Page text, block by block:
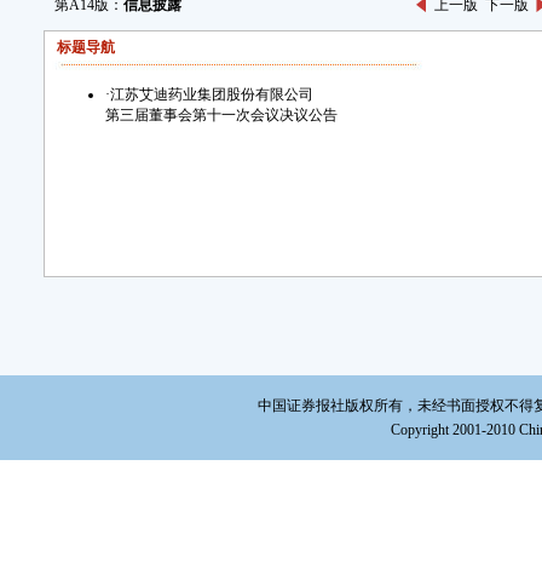
第A14版： 信息披露 上一版 下一版
标题导航
·江苏艾迪药业集团股份有限公司
第三届董事会第十一次会议决议公告
中国证券报社版权所有，未经书面授权不得
Copyright 2001-2010